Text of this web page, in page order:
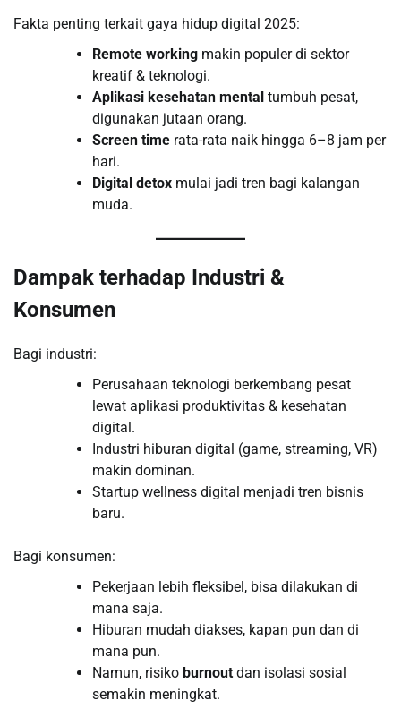
Fakta penting terkait gaya hidup digital 2025:
Remote working makin populer di sektor
kreatif & teknologi.
Aplikasi kesehatan mental tumbuh pesat,
digunakan jutaan orang.
Screen time rata-rata naik hingga 6–8 jam per
hari.
Digital detox mulai jadi tren bagi kalangan
muda.
Dampak terhadap Industri &
Konsumen
Bagi industri:
Perusahaan teknologi berkembang pesat
lewat aplikasi produktivitas & kesehatan
digital.
Industri hiburan digital (game, streaming, VR)
makin dominan.
Startup wellness digital menjadi tren bisnis
baru.
Bagi konsumen:
Pekerjaan lebih fleksibel, bisa dilakukan di
mana saja.
Hiburan mudah diakses, kapan pun dan di
mana pun.
Namun, risiko burnout dan isolasi sosial
semakin meningkat.